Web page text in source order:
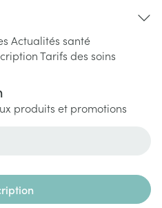
Actualités santé
Tarifs des soins
produits et promotions